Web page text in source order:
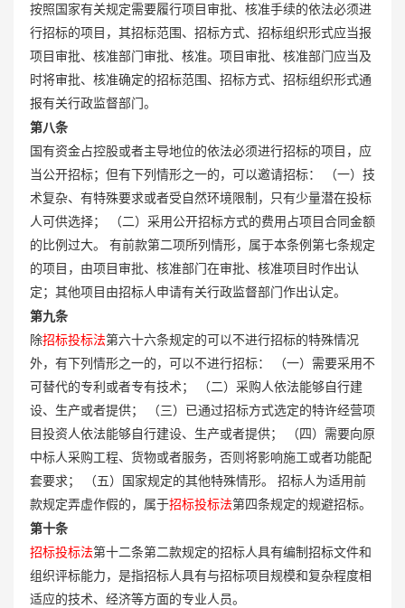
按照国家有关规定需要履行项目审批、核准手续的依法必须进
行招标的项目，其招标范围、招标方式、招标组织形式应当报
项目审批、核准部门审批、核准。项目审批、核准部门应当及
时将审批、核准确定的招标范围、招标方式、招标组织形式通
报有关行政监督部门。
第八条
国有资金占控股或者主导地位的依法必须进行招标的项目，应
当公开招标；但有下列情形之一的，可以邀请招标： （一）技
术复杂、有特殊要求或者受自然环境限制，只有少量潜在投标
人可供选择； （二）采用公开招标方式的费用占项目合同金额
的比例过大。 有前款第二项所列情形，属于本条例第七条规定
的项目，由项目审批、核准部门在审批、核准项目时作出认
定；其他项目由招标人申请有关行政监督部门作出认定。
第九条
除招标投标法第六十六条规定的可以不进行招标的特殊情况
外，有下列情形之一的，可以不进行招标： （一）需要采用不
可替代的专利或者专有技术； （二）采购人依法能够自行建
设、生产或者提供； （三）已通过招标方式选定的特许经营项
目投资人依法能够自行建设、生产或者提供； （四）需要向原
中标人采购工程、货物或者服务，否则将影响施工或者功能配
套要求； （五）国家规定的其他特殊情形。 招标人为适用前
款规定弄虚作假的，属于招标投标法第四条规定的规避招标。
第十条
招标投标法第十二条第二款规定的招标人具有编制招标文件和
组织评标能力，是指招标人具有与招标项目规模和复杂程度相
适应的技术、经济等方面的专业人员。